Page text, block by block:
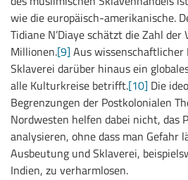
wie die europäisch-amerikanische.
Tidiane N’Diaye schätzt die Zahl
Millionen.[9] Aus
Sklaverei darüber hinaus ein
alle Kulturkreise betrifft.[10] Die
Begrenzungen der Postkolonialen
Nordwesten helfen dabei nicht, das
analysieren, ohne dass man Gefahr
Ausbeutung und Sklaverei,
Indien, zu verharmlosen.